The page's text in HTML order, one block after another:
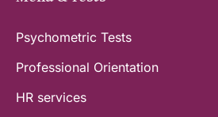
Psychometric Tests
Professional Orientation
HR services